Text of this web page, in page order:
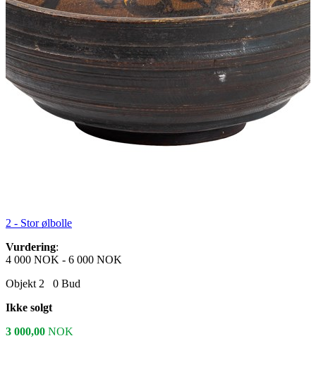
2 - Stor ølbolle
Vurdering:
4 000 NOK - 6 000 NOK
Objekt 2
0 Bud
Ikke solgt
3 000,00 NOK